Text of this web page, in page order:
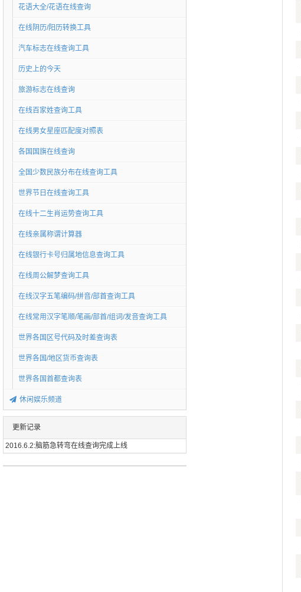
花语大全/花语在线查询
在线阴历/阳历转换工具
汽车标志在线查询工具
历史上的今天
旅游标志在线查询
在线百家姓查询工具
在线男女星座匹配度对照表
各国国旗在线查询
全国少数民族分布在线查询工具
世界节日在线查询工具
在线十二生肖运势查询工具
在线亲属称谓计算器
在线银行卡号归属地信息查询工具
在线周公解梦查询工具
在线汉字五笔编码/拼音/部首查询工具
在线常用汉字笔顺/笔画/部首/组词/发音查询工具
世界各国区号代码及时差查询表
世界各国/地区货币查询表
世界各国首都查询表
休闲娱乐频道
更新记录
2016.6.2:脑筋急转弯在线查询完成上线